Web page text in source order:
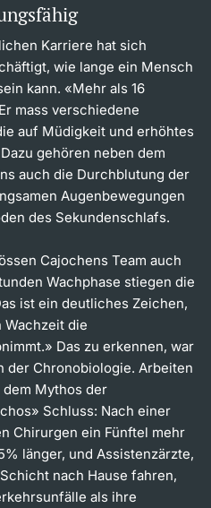
Karriere hat sich
wie lange ein Mensch
kann. «Mehr als 16
mass verschiedene
auf Müdigkeit und erhöhtes
gehören neben dem
auch die Durchblutung der
Augenbewegungen
des Sekundenschlafs.
Cajochens Team auch
Wachphase stiegen die
ist ein deutliches Zeichen,
Wachzeit die
Das zu erkennen, war
der Chronobiologie. Arbeiten
Mythos der
Schluss: Nach einer
Chirurgen ein Fünftel mehr
länger, und Assistenzärzte,
nach Hause fahren,
als ihre